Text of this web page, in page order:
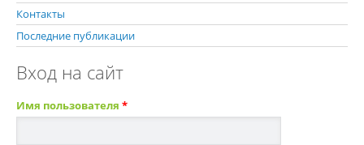
Контакты
Последние публикации
Вход на сайт
Имя пользователя *